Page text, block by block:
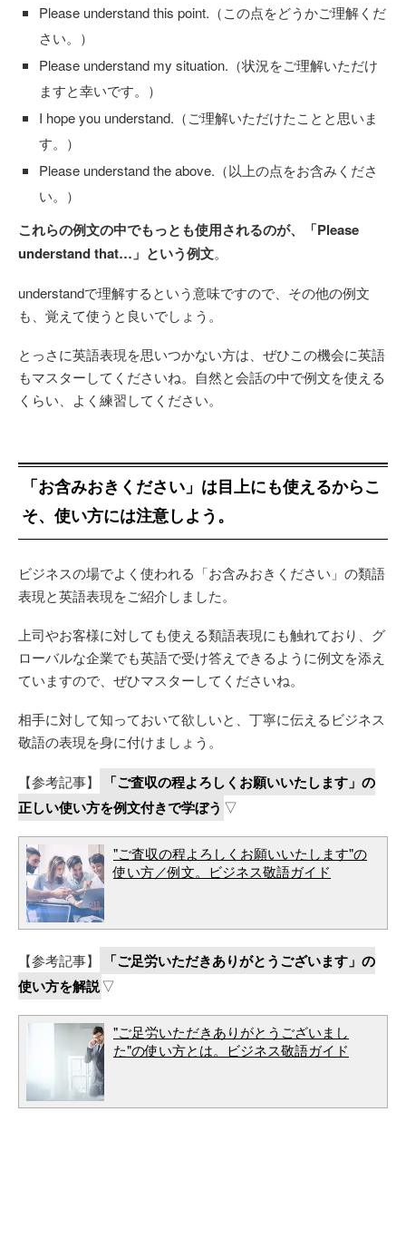
Please understand this point.（この点をどうかご理解くだ
さい。）
Please understand my situation.（状況をご理解いただけ
ますと幸いです。）
I hope you understand.（ご理解いただけたことと思いま
す。）
Please understand the above.（以上の点をお含みくださ
い。）
これらの例文の中でもっとも使用されるのが、「Please
understand that…」という例文。
understandで理解するという意味ですので、その他の例文
も、覚えて使うと良いでしょう。
とっさに英語表現を思いつかない方は、ぜひこの機会に英語
もマスターしてくださいね。自然と会話の中で例文を使える
くらい、よく練習してください。
「お含みおきください」は目上にも使えるからこ
そ、使い方には注意しよう。
ビジネスの場でよく使われる「お含みおきください」の類語
表現と英語表現をご紹介しました。
上司やお客様に対しても使える類語表現にも触れており、グ
ローバルな企業でも英語で受け答えできるように例文を添え
ていますので、ぜひマスターしてくださいね。
相手に対して知っておいて欲しいと、丁寧に伝えるビジネス
敬語の表現を身に付けましょう。
【参考記事】
「ご査収の程よろしくお願いいたします」の
正しい使い方を例文付きで学ぼう ▽
"ご査収の程よろしくお願いいたします"の
使い方／例文。ビジネス敬語ガイド
【参考記事】
「ご足労いただきありがとうございます」の
使い方を解説▽
"ご足労いただきありがとうございまし
た"の使い方とは。ビジネス敬語ガイド